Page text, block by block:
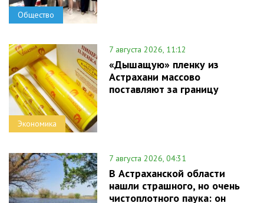
Общество
Экономика
7 августа 2026, 11:12
«Дышащую» пленку из
Астрахани массово
поставляют за границу
7 августа 2026, 04:31
В Астраханской области
нашли страшного, но очень
чистоплотного паука: он